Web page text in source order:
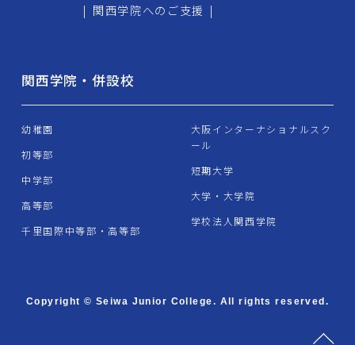
| 関西学院へのご支援 |
関西学院・併設校
幼稚園
初等部
中学部
高等部
千里国際中等部・高等部
大阪インターナショナルスク
ール
短期大学
大学・大学院
学校法人関西学院
Copyright © Seiwa Junior College. All rights reserved.